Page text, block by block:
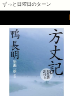
ずっと日曜日のターン